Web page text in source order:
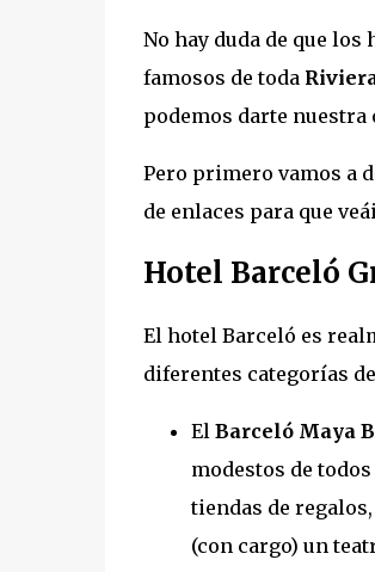
No hay duda de que los
famosos de toda
podemos darte
Pero primero vamos a
de enlaces para que
Hotel Barceló
El hotel Barceló es
diferentes categorías
El Barceló Maya
modestos de
tiendas de
(con cargo) un